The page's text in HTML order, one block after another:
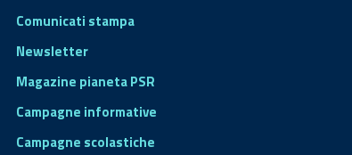
Comunicati stampa
Newsletter
Magazine pianeta PSR
Campagne informative
Campagne scolastiche